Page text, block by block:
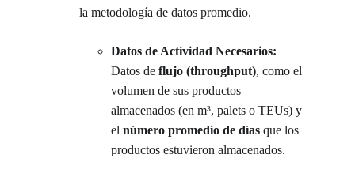
la metodología de datos promedio.
Datos de Actividad Necesarios:
Datos de flujo (throughput), como el
volumen de sus productos
almacenados (en m³, palets o TEUs) y
el número promedio de días que los
productos estuvieron almacenados.